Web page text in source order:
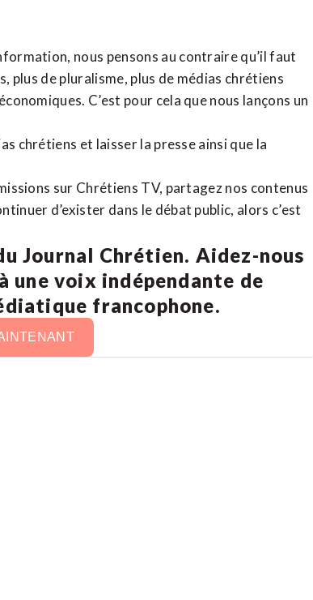
nous pensons au contraire qu’il faut
plus de pluralisme, plus de médias chrétiens
C’est pour cela que nous lançons un
chrétiens et laisser la presse ainsi que la
sur Chrétiens TV, partagez nos contenus
d’exister dans le débat public, alors c’est
Journal Chrétien. Aidez-nous
une voix indépendante de
francophone.